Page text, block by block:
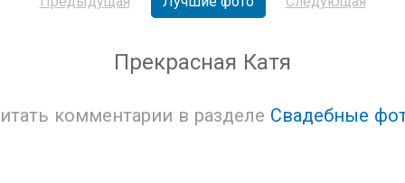
Прекрасная Катя
комментарии в разделе Свадебные